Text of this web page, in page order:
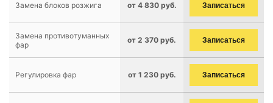
Замена блоков розжига от 4 830 руб. Записаться
Замена противотуманных
фар
от 2 370 руб. Записаться
Регулировка фар от 1 230 руб. Записаться